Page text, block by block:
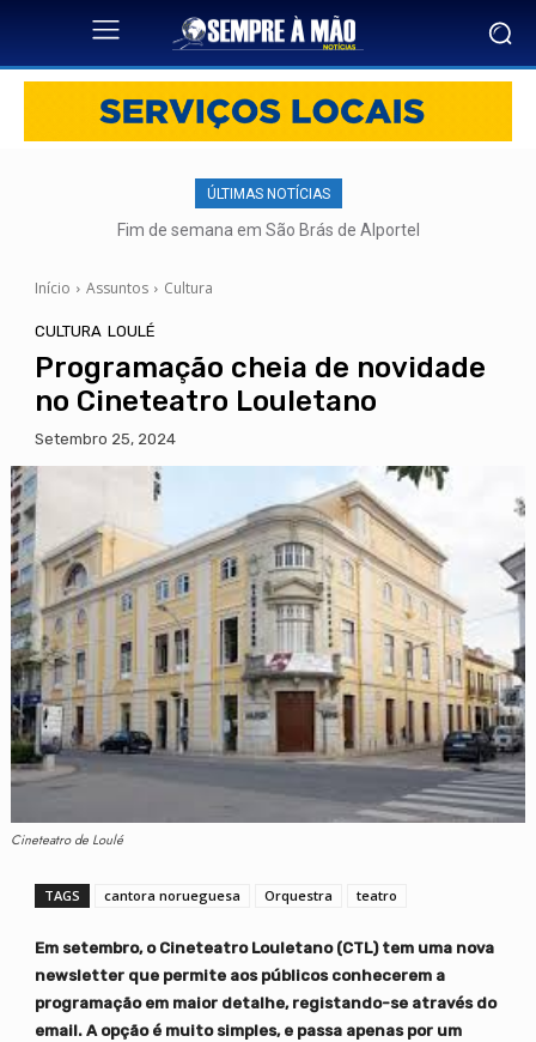
ÚLTIMAS NOTÍCIAS
Fim de semana em São Brás de Alportel
Início Assuntos Cultura
CULTURA LOULÉ
Programação cheia de novidade
no Cineteatro Louletano
Setembro 25, 2024
Cineteatro de Loulé
TAGS cantora norueguesa Orquestra teatro
Em setembro, o Cineteatro Louletano (CTL) tem uma nova
newsletter que permite aos públicos conhecerem a
programação em maior detalhe, registando-se através do
email. A opção é muito simples, e passa apenas por um